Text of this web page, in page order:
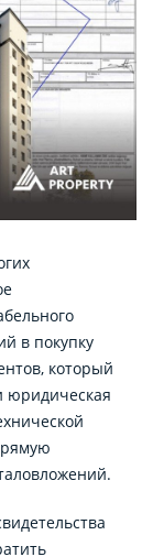
в покупку
который
юридическая